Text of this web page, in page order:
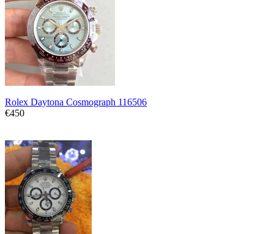
Rolex Daytona Cosmograph 116506
€450